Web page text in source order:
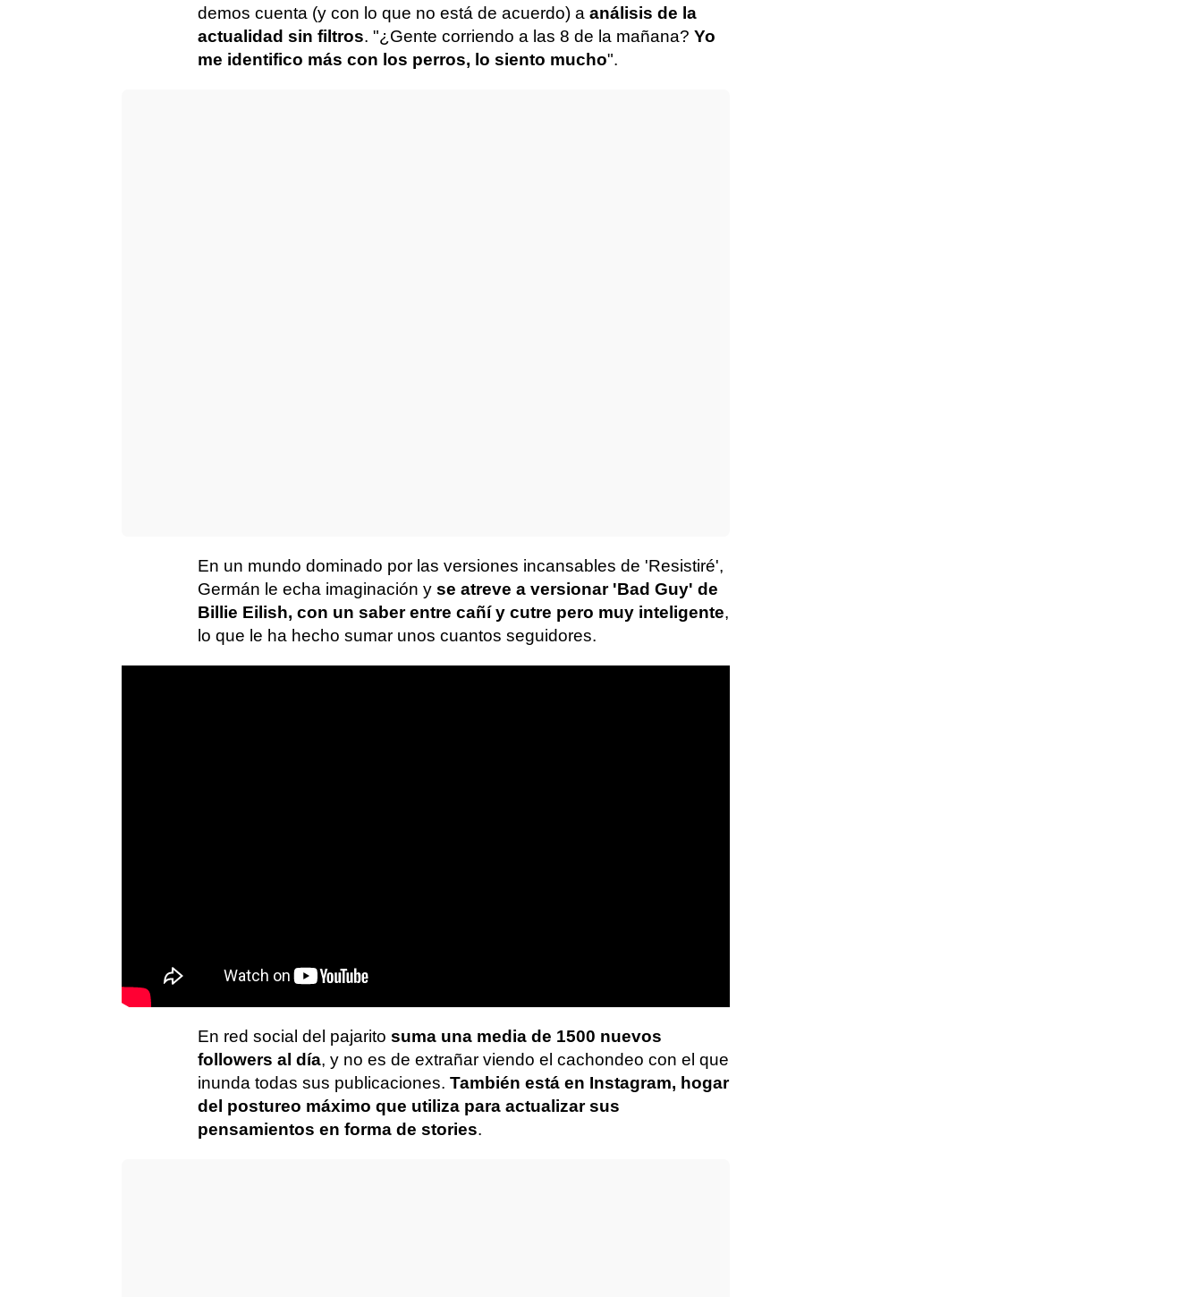
demos cuenta (y con lo que no está de acuerdo) a análisis de la
actualidad sin filtros. "¿Gente corriendo a las 8 de la mañana? Yo
me identifico más con los perros, lo siento mucho".
En un mundo dominado por las versiones incansables de 'Resistiré',
Germán le echa imaginación y se atreve a versionar 'Bad Guy' de
Billie Eilish, con un saber entre cañí y cutre pero muy inteligente,
lo que le ha hecho sumar unos cuantos seguidores.
En red social del pajarito suma una media de 1500 nuevos
followers al día, y no es de extrañar viendo el cachondeo con el que
inunda todas sus publicaciones. También está en Instagram, hogar
del postureo máximo que utiliza para actualizar sus
pensamientos en forma de stories.